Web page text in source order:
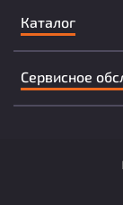
Каталог
Сервисное